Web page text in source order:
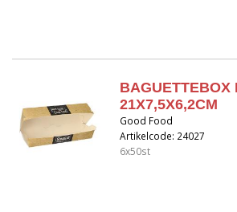
BAGUETTEBOX
21X7,5X6,2CM
Good Food
Artikelcode: 24027
6x50st